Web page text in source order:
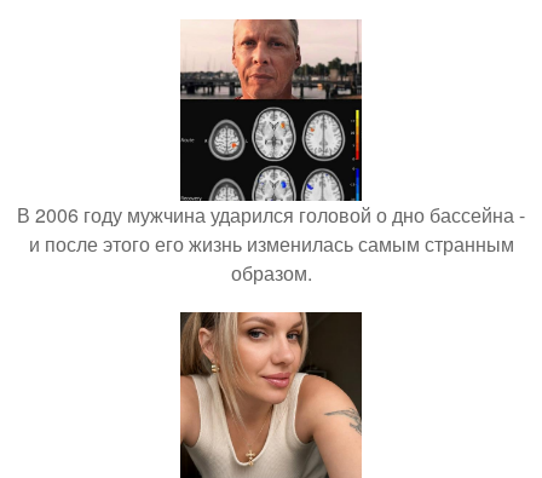
В 2006 году мужчина ударился головой о дно бассейна -
и после этого его жизнь изменилась самым странным
образом.